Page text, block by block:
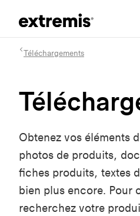
Téléchargements
Obtenez vos éléments
photos de produits,
fiches produits, textes
bien plus encore. Pour
recherchez votre